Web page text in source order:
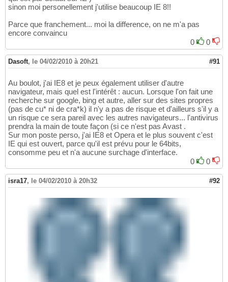
sinon moi personellement j'utilise beaucoup IE 8!!
Parce que franchement... moi la difference, on ne m'a pas
encore convaincu
0
0
Dasoft, le 04/02/2010 à 20h21 #91
Au boulot, j'ai IE8 et je peux également utiliser d'autre
navigateur, mais quel est l'intérêt : aucun. Lorsque l'on fait une
recherche sur google, bing et autre, aller sur des sites propres
(pas de cu* ni de cra*k) il n'y a pas de risque et d'ailleurs s'il y a
un risque ce sera pareil avec les autres navigateurs... l'antivirus
prendra la main de toute façon (si ce n'est pas Avast .
Sur mon poste perso, j'ai IE8 et Opera et le plus souvent c'est
IE qui est ouvert, parce qu'il est prévu pour le 64bits,
consomme peu et n'a aucune surchage d'interface.
0
0
isra17, le 04/02/2010 à 20h32 #92